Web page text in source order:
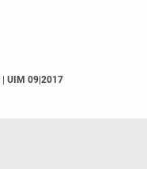
| UIM 09|2017